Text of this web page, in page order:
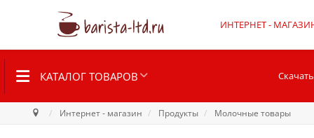
ИНТЕРНЕТ -
КАТАЛОГ ТОВАРОВ
Интернет - магазин
Продукты Молочные товары